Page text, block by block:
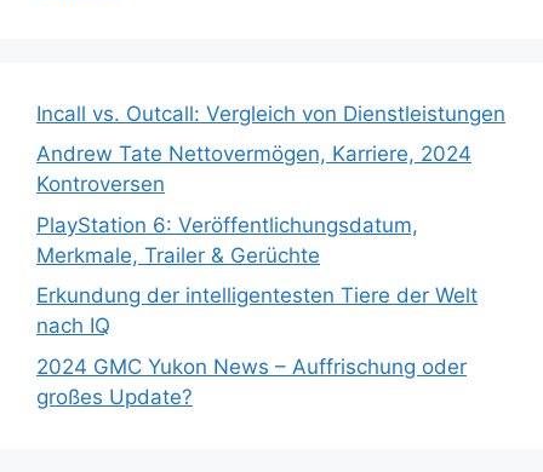
Incall vs. Outcall: Vergleich von Dienstleistungen
Andrew Tate Nettovermögen, Karriere, 2024
Kontroversen
PlayStation 6: Veröffentlichungsdatum,
Merkmale, Trailer & Gerüchte
Erkundung der intelligentesten Tiere der Welt
nach IQ
2024 GMC Yukon News – Auffrischung oder
großes Update?